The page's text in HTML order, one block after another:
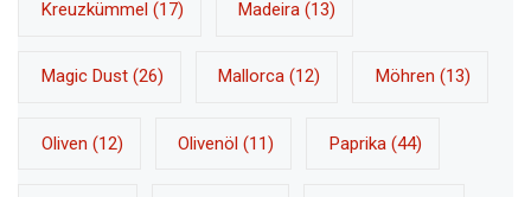
Kreuzkümmel (17) Madeira (13)
Magic Dust(26) Mallorca (12) Möhren (13)
Oliven (12) Olivenöl (11) Paprika(44)